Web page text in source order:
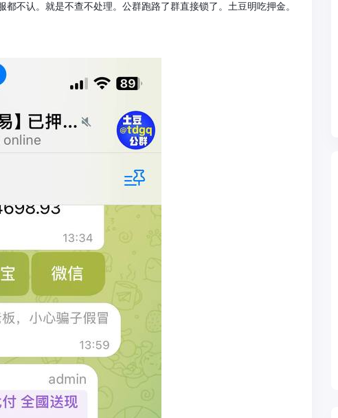
不认。就是不查不处理。公群跑路了群直接锁了。土豆明吃押金。